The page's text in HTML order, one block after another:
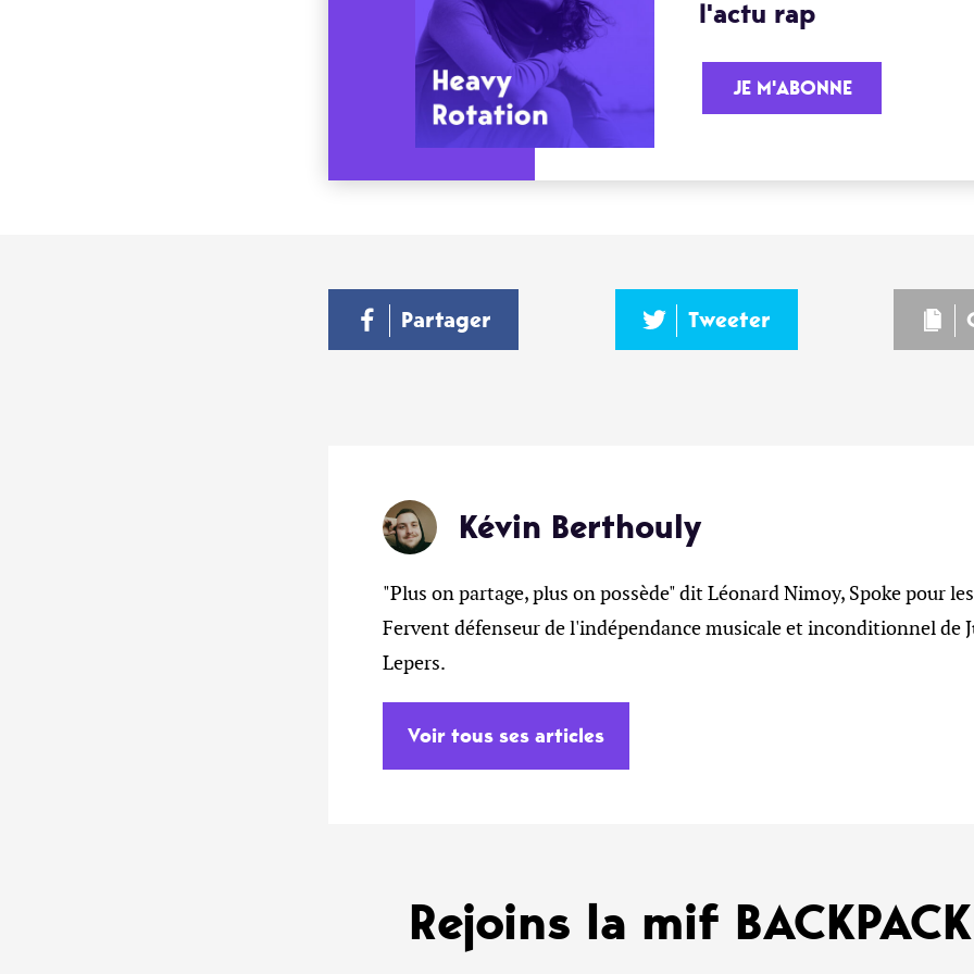
l'actu rap
JE M'ABONNE
Partager Tweeter
Kévin Berthouly
"Plus on partage, plus on possède" dit Léonard Nimoy, Spoke pour
Fervent défenseur de l'indépendance musicale et inconditionnel de
Lepers.
Voir tous ses articles
Rejoins la mif